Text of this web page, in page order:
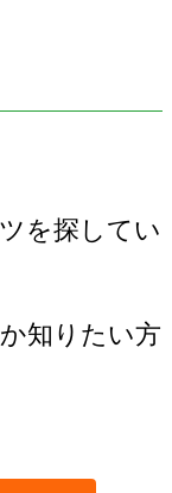
を探してい
知りたい方